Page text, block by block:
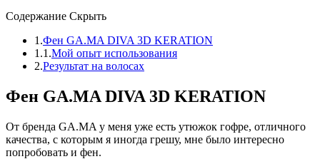
Содержание Скрыть
1.Фен GA.MA DIVA 3D KERATION
1.1.Мой опыт использования
2.Результат на волосах
Фен GA.MA DIVA 3D KERATION
От бренда GA.MA у меня уже есть утюжок гофре, отличного
качества, с которым я иногда грешу, мне было интересно
попробовать и фен.